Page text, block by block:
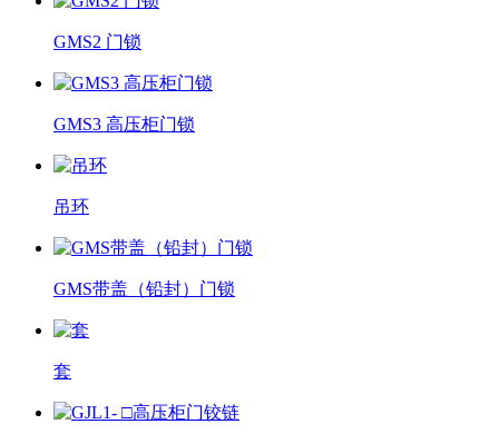
GMS2 门锁
GMS3 高压柜门锁
吊环
GMS带盖（铅封）门锁
套